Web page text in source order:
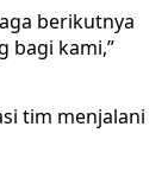
berikutnya
bagi kami,”
tim menjalani